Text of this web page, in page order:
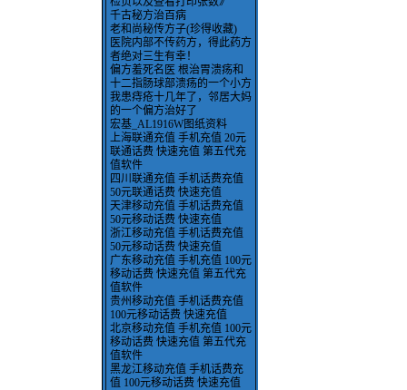
千古秘方治百病
老和尚秘传方子(珍得收藏)
医院内部不传药方，得此药方
者绝对三生有幸！
偏方羞死名医 根治胃溃疡和
十二指肠球部溃疡的一个小方
我患痔疮十几年了，邻居大妈
的一个偏方治好了
宏基_AL1916W图纸资料
上海联通充值 手机充值 20元
联通话费 快速充值 第五代充
值软件
四川联通充值 手机话费充值
50元联通话费 快速充值
天津移动充值 手机话费充值
50元移动话费 快速充值
浙江移动充值 手机话费充值
50元移动话费 快速充值
广东移动充值 手机充值 100元
移动话费 快速充值 第五代充
值软件
贵州移动充值 手机话费充值
100元移动话费 快速充值
北京移动充值 手机充值 100元
移动话费 快速充值 第五代充
值软件
黑龙江移动充值 手机话费充
值 100元移动话费 快速充值